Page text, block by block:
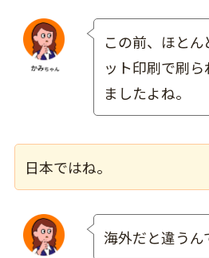
この前、ほと
ット印刷で刷
ましたよね。
日本ではね。
海外だと違うん